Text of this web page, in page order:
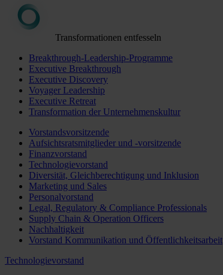
Transformationen entfesseln
Breakthrough-Leadership-Programme
Executive Breakthrough
Executive Discovery
Voyager Leadership
Executive Retreat
Transformation der Unternehmenskultur
Vorstandsvorsitzende
Aufsichtsratsmitglieder und -vorsitzende
Finanzvorstand
Technologievorstand
Diversität, Gleichberechtigung und Inklusion
Marketing und Sales
Personalvorstand
Legal, Regulatory & Compliance Professionals
Supply Chain & Operation Officers
Nachhaltigkeit
Vorstand Kommunikation und Öffentlichkeitsarbeit
Technologievorstand